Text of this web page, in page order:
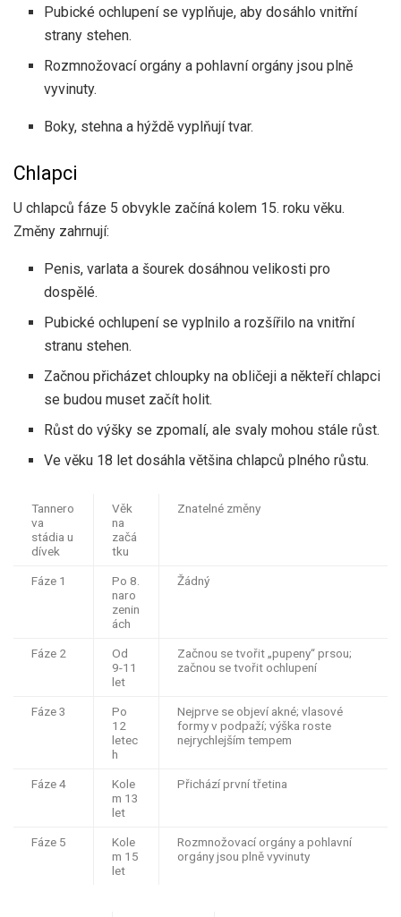
Pubické ochlupení se vyplňuje, aby dosáhlo vnitřní
strany stehen.
Rozmnožovací orgány a pohlavní orgány jsou plně
vyvinuty.
Boky, stehna a hýždě vyplňují tvar.
Chlapci
U chlapců fáze 5 obvykle začíná kolem 15. roku věku.
Změny zahrnují:
Penis, varlata a šourek dosáhnou velikosti pro
dospělé.
Pubické ochlupení se vyplnilo a rozšířilo na vnitřní
stranu stehen.
Začnou přicházet chloupky na obličeji a někteří chlapci
se budou muset začít holit.
Růst do výšky se zpomalí, ale svaly mohou stále růst.
Ve věku 18 let dosáhla většina chlapců plného růstu.
Tannero
va
stádia u
dívek
Věk
na
začá
tku
Znatelné změny
Fáze 1
Po 8.
naro
zenin
ách
Žádný
Fáze 2
Od
9-11
let
Začnou se tvořit „pupeny“ prsou;
začnou se tvořit ochlupení
Fáze 3
Po
12
letec
h
Nejprve se objeví akné; vlasové
formy v podpaží; výška roste
nejrychlejším tempem
Fáze 4
Kole
m 13
let
Přichází první třetina
Fáze 5
Kole
m 15
let
Rozmnožovací orgány a pohlavní
orgány jsou plně vyvinuty